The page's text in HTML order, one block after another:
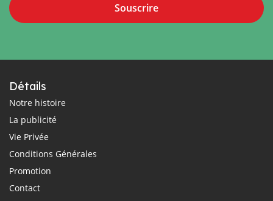
Souscrire
Détails
Notre histoire
La publicité
Vie Privée
Conditions Générales
Promotion
Contact